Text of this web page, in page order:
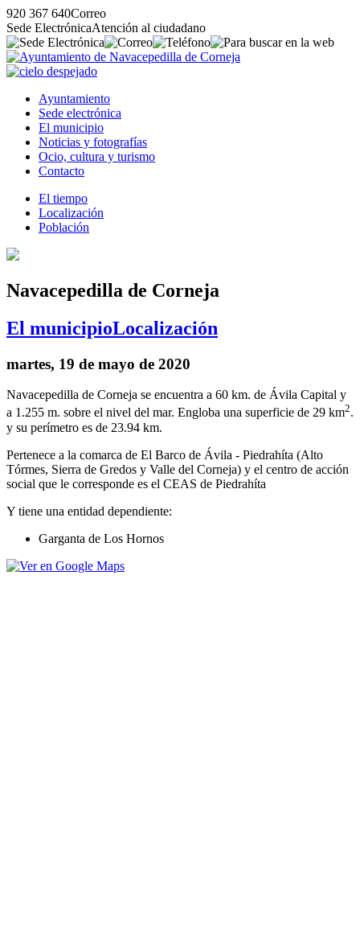
920 367 640Correo
Sede ElectrónicaAtención al ciudadano
Ayuntamiento
Sede electrónica
El municipio
Noticias y fotografías
Ocio, cultura y turismo
Contacto
El tiempo
Localización
Población
Navacepedilla de Corneja
El municipioLocalización
martes, 19 de mayo de 2020
Navacepedilla de Corneja se encuentra a 60 km. de Ávila Capital y
a 1.255 m. sobre el nivel del mar. Engloba una superficie de 29 km2.
y su perímetro es de 23.94 km.
Pertenece a la comarca de El Barco de Ávila - Piedrahíta (Alto
Tórmes, Sierra de Gredos y Valle del Corneja) y el centro de acción
social que le corresponde es el CEAS de Piedrahíta
Y tiene una entidad dependiente:
Garganta de Los Hornos